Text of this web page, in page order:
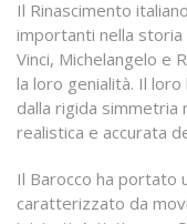
Il Rinascimento
importanti nella storia
Vinci, Michelangelo e
la loro genialità. Il
dalla rigida simmetria
realistica e accurata
Il Barocco ha portato
caratterizzato da